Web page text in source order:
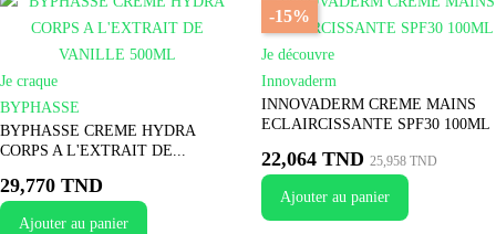
Je craque
BYPHASSE
BYPHASSE CREME HYDRA
CORPS A L'EXTRAIT DE...
29,770 TND
Ajouter au panier
Je découvre
-15%
Innovaderm
INNOVADERM CREME MAINS
ECLAIRCISSANTE SPF30 100ML
22,064 TND 25,958 TND
Ajouter au panier